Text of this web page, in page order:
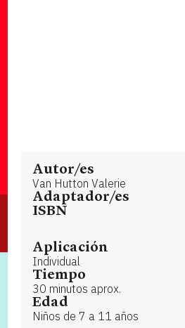
Autor/es
Van Hutton Valerie
Adaptador/es
ISBN
Aplicación
Individual
Tiempo
30 minutos aprox.
Edad
Niños de 7 a 11 años